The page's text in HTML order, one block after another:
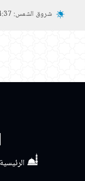
شروق الشمس: 04:37
الرئيسية